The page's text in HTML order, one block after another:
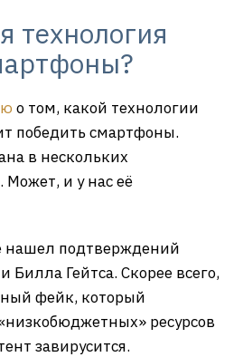
технология
о том, какой технологии
победить смартфоны.
в нескольких
и у нас её
нашел подтверждений
Билла Гейтса. Скорее всего,
фейк, который
ресурсов
завирусится.